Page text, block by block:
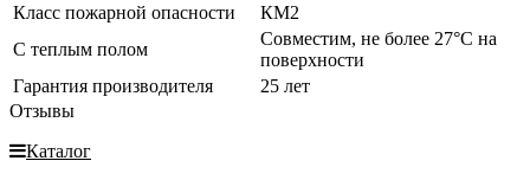
Класс пожарной опасности
КМ2
С теплым полом
Совместим, не более 27°C на
поверхности
Гарантия производителя
25 лет
Отзывы
Каталог